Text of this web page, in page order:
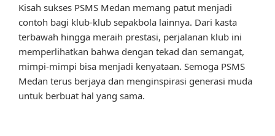
Kisah sukses PSMS Medan memang patut menjadi
contoh bagi klub-klub sepakbola lainnya. Dari kasta
terbawah hingga meraih prestasi, perjalanan klub ini
memperlihatkan bahwa dengan tekad dan semangat,
mimpi-mimpi bisa menjadi kenyataan. Semoga PSMS
Medan terus berjaya dan menginspirasi generasi muda
untuk berbuat hal yang sama.